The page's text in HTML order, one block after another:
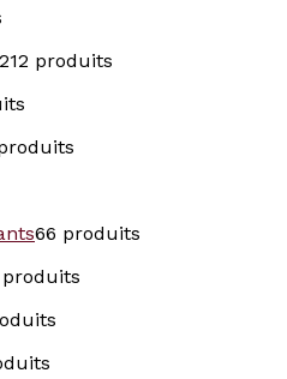
12 produits
66 produits